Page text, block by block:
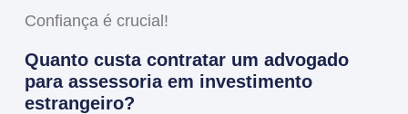
Confiança é crucial!
Quanto custa contratar um advogado
para assessoria em investimento
estrangeiro?